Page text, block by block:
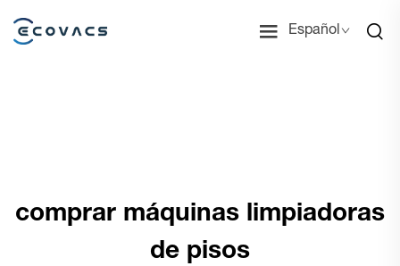
Español
comprar máquinas limpiadoras
de pisos